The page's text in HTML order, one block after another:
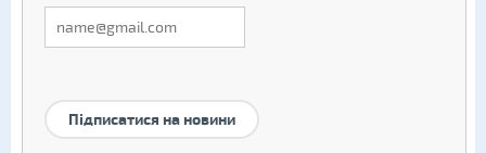
Підписатися на новини